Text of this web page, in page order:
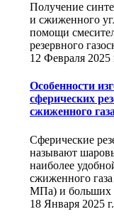
Получение
и сжиженного
помощи
резервного
12 Февраля 2025
Особенности
сферических
сжиженного газа
Сферические
называют
наиболее
сжиженного
МПа) и больших
18 Января 2025 г.